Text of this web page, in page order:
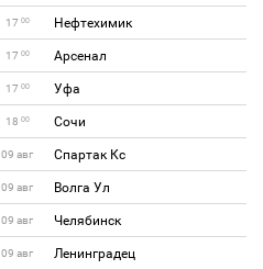
17 00 Нефтехимик
17 00 Арсенал
17 00 Уфа
18 00 Сочи
09 авг Спартак Кс
09 авг Волга Ул
09 авг Челябинск
09 авг Ленинградец